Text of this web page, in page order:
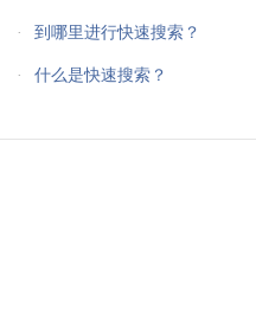
· 到哪里进行快速搜索？
· 什么是快速搜索？